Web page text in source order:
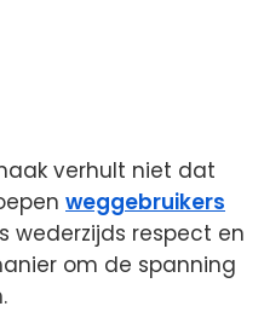
verhult niet dat
weggebruikers
wederzijds respect en
om de spanning